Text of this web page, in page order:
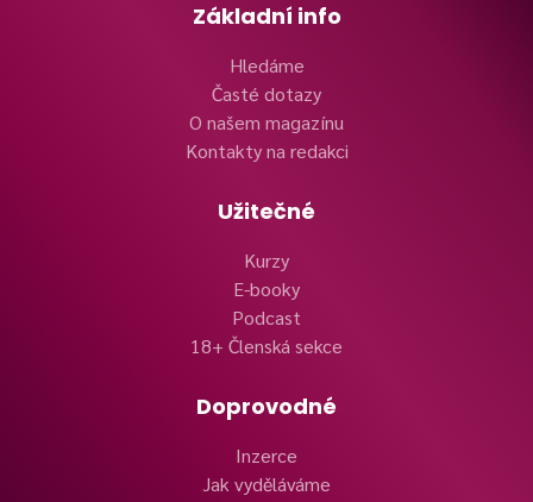
Základní info
Hledáme
Časté dotazy
O našem magazínu
Kontakty na redakci
Užitečné
Kurzy
E-booky
Podcast
18+ Členská sekce
Doprovodné
Inzerce
Jak vyděláváme